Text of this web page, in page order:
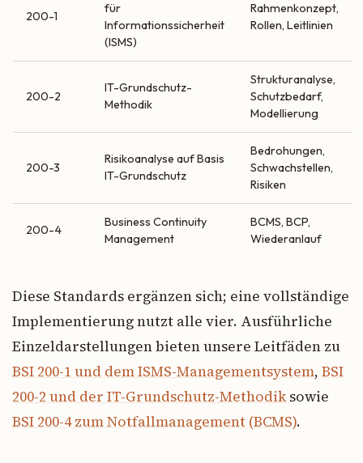
200-1
für
Informationssicherheit
(ISMS)
Rahmenkonzept,
Rollen, Leitlinien
200-2
IT-Grundschutz-
Methodik
Strukturanalyse,
Schutzbedarf,
Modellierung
200-3
Risikoanalyse auf Basis
IT-Grundschutz
Bedrohungen,
Schwachstellen,
Risiken
200-4
Business Continuity
Management
BCMS, BCP,
Wiederanlauf
Diese Standards ergänzen sich; eine vollständige
Implementierung nutzt alle vier. Ausführliche
Einzeldarstellungen bieten unsere Leitfäden zu
BSI 200-1 und dem ISMS-Managementsystem, BSI
200-2 und der IT-Grundschutz-Methodiksowie
BSI 200-4 zum Notfallmanagement (BCMS).